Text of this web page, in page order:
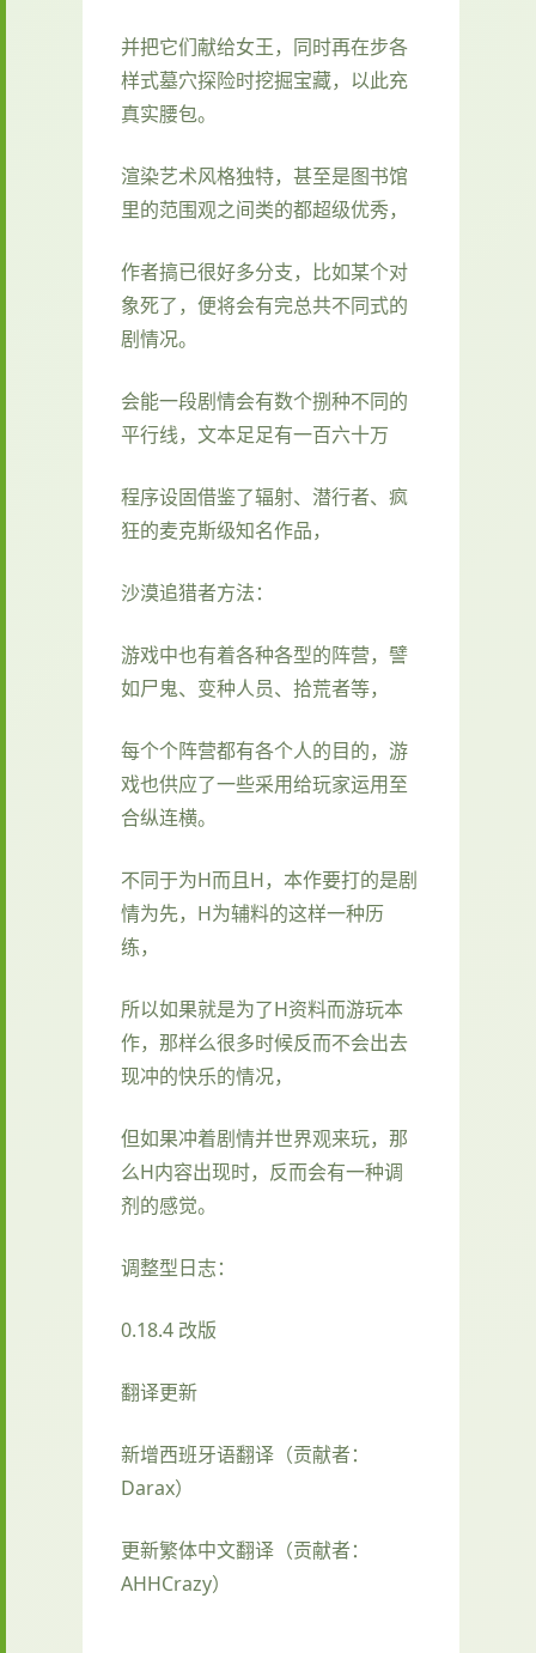
并把它们献给女王，同时再在步各
样式墓穴探险时挖掘宝藏，以此充
真实腰包。
渲染艺术风格独特，甚至是图书馆
里的范围观之间类的都超级优秀，
作者搞已很好多分支，比如某个对
象死了，便将会有完总共不同式的
剧情况。
会能一段剧情会有数个捌种不同的
平行线，文本足足有一百六十万
程序设固借鉴了辐射、潜行者、疯
狂的麦克斯级知名作品，
沙漠追猎者方法：
游戏中也有着各种各型的阵营，譬
如尸鬼、变种人员、拾荒者等，
每个个阵营都有各个人的目的，游
戏也供应了一些采用给玩家运用至
合纵连横。
不同于为H而且H，本作要打的是剧
情为先，H为辅料的这样一种历
练，
所以如果就是为了H资料而游玩本
作，那样么很多时候反而不会出去
现冲的快乐的情况，
但如果冲着剧情并世界观来玩，那
么H内容出现时，反而会有一种调
剂的感觉。
调整型日志：
0.18.4 改版
翻译更新
新增西班牙语翻译（贡献者：
Darax）
更新繁体中文翻译（贡献者：
AHHCrazy）